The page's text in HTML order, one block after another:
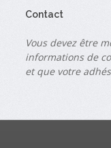
Contact
Vous devez être
informations de
et que votre